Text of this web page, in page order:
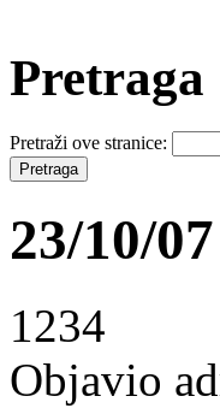
Pretraga
Pretraži ove stranice:
23/10/
1234
Objavio